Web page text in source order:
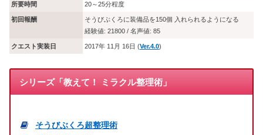
所要時間 20～25分程度
初回報酬
そうびぶくろに装備品を150個 入れられるようになる
経験値: 21800 / 名声値: 85
クエスト実装日 2017年 11月 16日 (Ver.4.0)
シリーズ「教えて！ ミラクル整理術」
そうびぶくろ超整理術